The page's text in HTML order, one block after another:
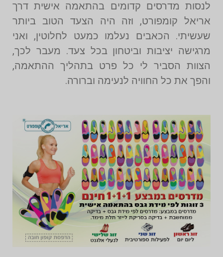
לנסות מדרסים קדומים בהתאמה אישית דרך
אריאל קומפורט, וזה היה הצעד הטוב ביותר
שעשיתי. הכאבים נעלמו כמעט לחלוטין, ואני
מרגישה יציבות וביטחון בכל צעד. מעבר לכך,
הצוות הסביר לי כל פרט בתהליך ההתאמה,
והפך את כל החוויה לנעימה וברורה.